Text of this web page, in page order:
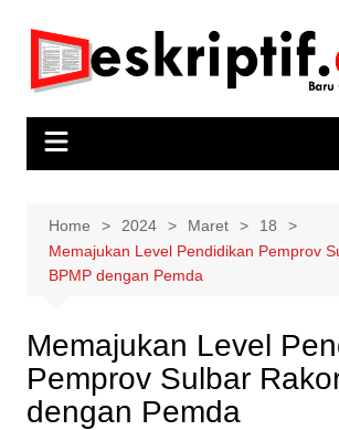
content
Home 2024 Maret
18
Memajukan Level Pendidikan Pemprov
BPMP dengan Pemda
Memajukan Level
Pemprov Sulbar
dengan Pemda